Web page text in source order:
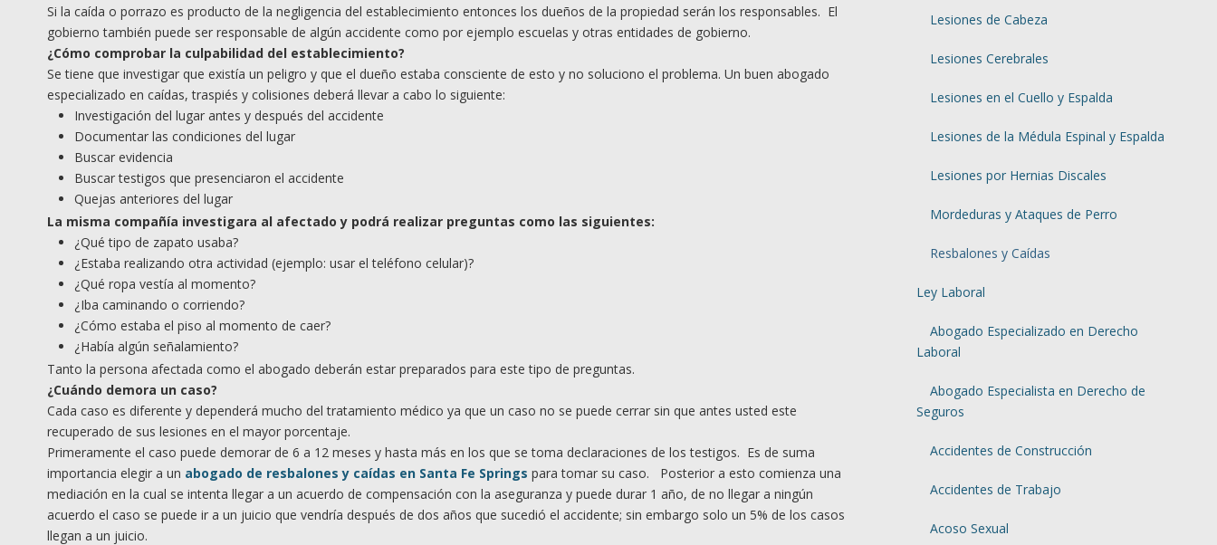
Si la caída o porrazo es producto de la negligencia del establecimiento entonces los dueños de la propiedad serán los responsables. El
gobierno también puede ser responsable de algún accidente como por ejemplo escuelas y otras entidades de gobierno.
¿Cómo comprobar la culpabilidad del establecimiento?
Se tiene que investigar que existía un peligro y que el dueño estaba consciente de esto y no soluciono el problema. Un buen abogado
especializado en caídas, traspiés y colisiones deberá llevar a cabo lo siguiente:
Investigación del lugar antes y después del accidente
Documentar las condiciones del lugar
Buscar evidencia
Buscar testigos que presenciaron el accidente
Quejas anteriores del lugar
La misma compañía investigara al afectado y podrá realizar preguntas como las siguientes:
¿Qué tipo de zapato usaba?
¿Estaba realizando otra actividad (ejemplo: usar el teléfono celular)?
¿Qué ropa vestía al momento?
¿Iba caminando o corriendo?
¿Cómo estaba el piso al momento de caer?
¿Había algún señalamiento?
Tanto la persona afectada como el abogado deberán estar preparados para este tipo de preguntas.
¿Cuándo demora un caso?
Cada caso es diferente y dependerá mucho del tratamiento médico ya que un caso no se puede cerrar sin que antes usted este
recuperado de sus lesiones en el mayor porcentaje.
Primeramente el caso puede demorar de 6 a 12 meses y hasta más en los que se toma declaraciones de los testigos. Es de suma
importancia elegir a un abogado de resbalones y caídas en Santa Fe Springs para tomar su caso. Posterior a esto comienza una
mediación en la cual se intenta llegar a un acuerdo de compensación con la aseguranza y puede durar 1 año, de no llegar a ningún
acuerdo el caso se puede ir a un juicio que vendría después de dos años que sucedió el accidente; sin embargo solo un 5% de los casos
llegan a un juicio.
Lesiones de Cabeza
Lesiones Cerebrales
Lesiones en el Cuello y Espalda
Lesiones de la Médula Espinal y Espalda
Lesiones por Hernias Discales
Mordeduras y Ataques de Perro
Resbalones y Caídas
Ley Laboral
Abogado Especializado en Derecho
Laboral
Abogado Especialista en Derecho de
Seguros
Accidentes de Construcción
Accidentes de Trabajo
Acoso Sexual